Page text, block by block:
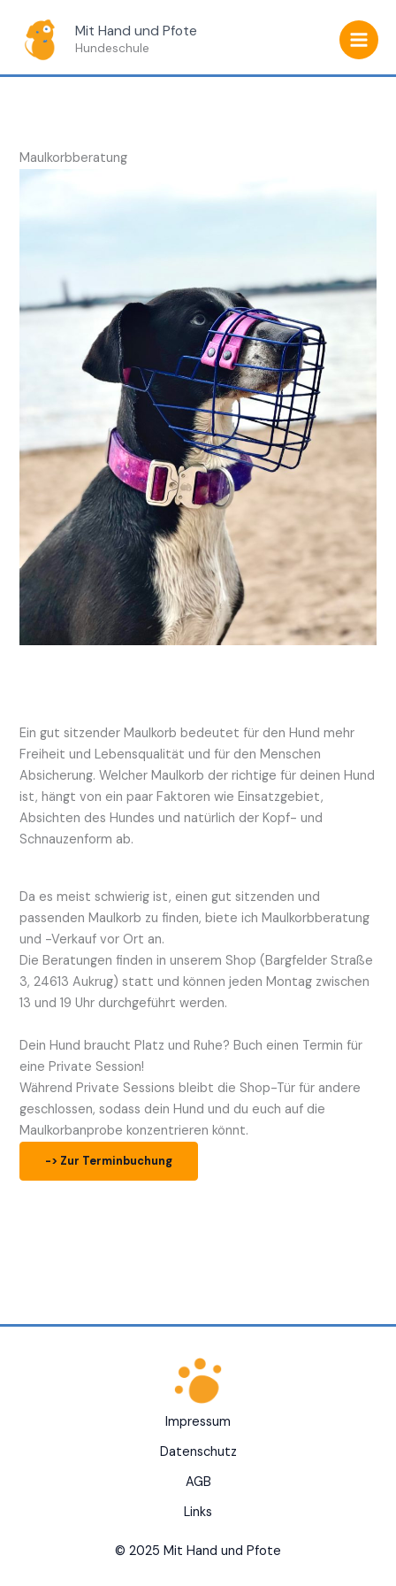
Inhalt
springen
Mit Hand und Pfote
Hundeschule
Maulkorbberatung
Ein gut sitzender Maulkorb bedeutet für den Hund mehr
Freiheit und Lebensqualität und für den Menschen
Absicherung. Welcher Maulkorb der richtige für deinen Hund
ist, hängt von ein paar Faktoren wie Einsatzgebiet,
Absichten des Hundes und natürlich der Kopf- und
Schnauzenform ab.
Da es meist schwierig ist, einen gut sitzenden und
passenden Maulkorb zu finden, biete ich Maulkorbberatung
und -Verkauf vor Ort an.
Die Beratungen finden in unserem Shop (Bargfelder Straße
3, 24613 Aukrug) statt und können jeden Montag zwischen
13 und 19 Uhr durchgeführt werden.
Dein Hund braucht Platz und Ruhe? Buch einen Termin für
eine Private Session!
Während Private Sessions bleibt die Shop-Tür für andere
geschlossen, sodass dein Hund und du euch auf die
Maulkorbanprobe konzentrieren könnt.
-> Zur Terminbuchung
Impressum
Datenschutz
AGB
Links
© 2025 Mit Hand und Pfote